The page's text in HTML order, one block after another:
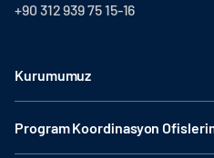
+90 312 939 75 15-16
Kurumumuz
Program Koordinasyon